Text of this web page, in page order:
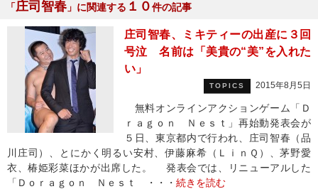
「庄司智春」に関連する １０件の記事
庄司智春、ミキティーの出産に３回
号泣 名前は「美貴の“美”を入れた
い」
TOPICS 2015年8月5日
無料オンラインアクションゲーム「Ｄ
ｒａｇｏｎ Ｎｅｓｔ」再始動発表会が
５日、東京都内で行われ、庄司智春（品
川庄司）、とにかく明るい安村、伊藤麻希（ＬｉｎＱ）、茅野愛
衣、椿姫彩菜ほかが出席した。 発表会では、リニューアルした
「Ｄｏｒａｇｏｎ Ｎｅｓｔ ・・・ 続きを読む